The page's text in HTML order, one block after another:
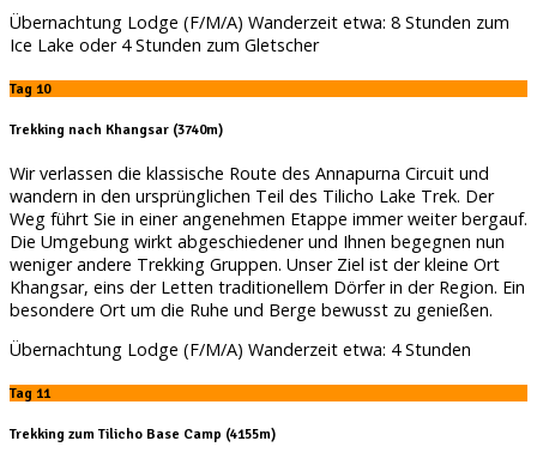
Übernachtung Lodge (F/M/A) Wanderzeit etwa: 8 Stunden zum
Ice Lake oder 4 Stunden zum Gletscher
Tag 10
Trekking nach Khangsar (3740m)
Wir verlassen die klassische Route des Annapurna Circuit und
wandern in den ursprünglichen Teil des Tilicho Lake Trek. Der
Weg führt Sie in einer angenehmen Etappe immer weiter bergauf.
Die Umgebung wirkt abgeschiedener und Ihnen begegnen nun
weniger andere Trekking Gruppen. Unser Ziel ist der kleine Ort
Khangsar, eins der Letten traditionellem Dörfer in der Region. Ein
besondere Ort um die Ruhe und Berge bewusst zu genießen.
Übernachtung Lodge (F/M/A) Wanderzeit etwa: 4 Stunden
Tag 11
Trekking zum Tilicho Base Camp (4155m)